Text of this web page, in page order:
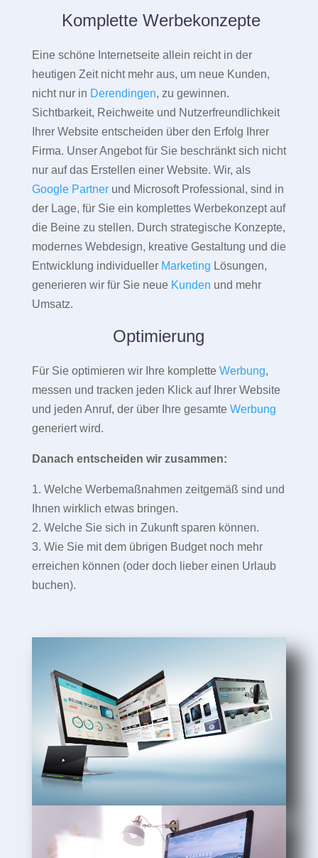
Komplette Werbekonzepte
Eine schöne Internetseite allein reicht in der
heutigen Zeit nicht mehr aus, um neue Kunden,
nicht nur in Derendingen, zu gewinnen.
Sichtbarkeit, Reichweite und Nutzerfreundlichkeit
Ihrer Website entscheiden über den Erfolg Ihrer
Firma. Unser Angebot für Sie beschränkt sich nicht
nur auf das Erstellen einer Website. Wir, als
Google Partnerund Microsoft Professional, sind in
der Lage, für Sie ein komplettes Werbekonzept auf
die Beine zu stellen. Durch strategische Konzepte,
modernes Webdesign, kreative Gestaltung und die
Entwicklung individueller Marketing Lösungen,
generieren wir für Sie neue Kunden und mehr
Umsatz.
Optimierung
Für Sie optimieren wir Ihre komplette Werbung,
messen und tracken jeden Klick auf Ihrer Website
und jeden Anruf, der über Ihre gesamte Werbung
generiert wird.
Danach entscheiden wir zusammen:
1. Welche Werbemaßnahmen zeitgemäß sind und
Ihnen wirklich etwas bringen.
2. Welche Sie sich in Zukunft sparen können.
3. Wie Sie mit dem übrigen Budget noch mehr
erreichen können (oder doch lieber einen Urlaub
buchen).